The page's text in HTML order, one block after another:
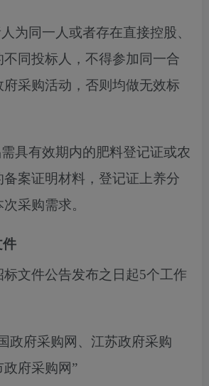
为同一人或者存在直接控股、
不同投标人，不得参加同一合
府采购活动，否则均做无效标
具有效期内的肥料登记证或农
备案证明材料，登记证上养分
采购需求。
件
标文件公告发布之日起5个工作
政府采购网、江苏政府采购
政府采购网”